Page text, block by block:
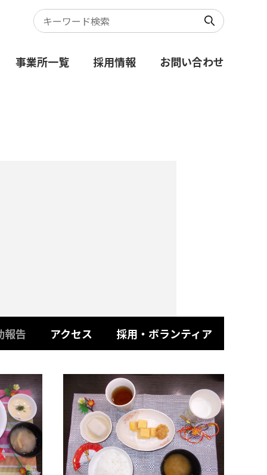
事業所一覧 採用情報 お問い合わせ
報告 アクセス 採用・ボランティア